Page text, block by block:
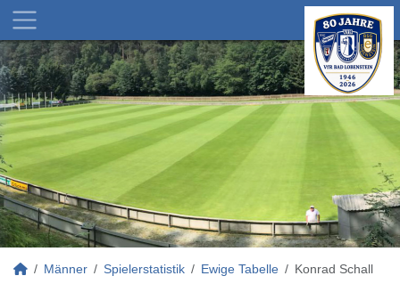
Männer Spielerstatistik Ewige Tabelle Konrad Schall